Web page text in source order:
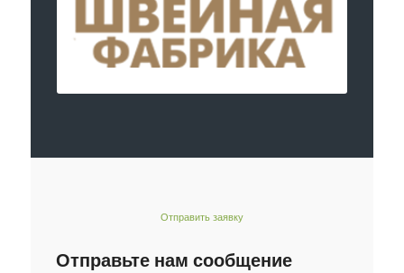
Отправить заявку
Отправьте нам сообщение